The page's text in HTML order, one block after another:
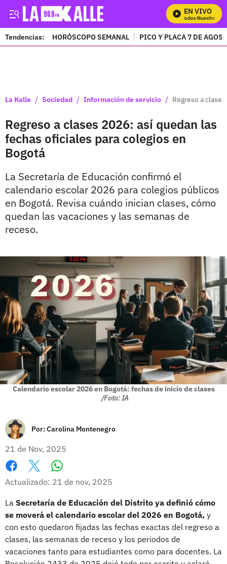
EN VIVO
Mira Todos Nuestros
Tendencias: HORÓSCOPO SEMANAL PICO Y PLACA 7 DE
La Kalle / Sociedad / Información de servicio / Regreso a
Regreso a clases 2026: así quedan las
fechas oficiales para colegios en
Bogotá
La Secretaría de Educación confirmó el
calendario escolar 2026 para colegios públicos
en Bogotá. Revisa cuándo inician clases, cómo
quedan las vacaciones y las semanas de
receso.
Calendario escolar 2026 en Bogotá: fechas de inicio de clases
/Foto: IA
Por:Carolina Montenegro
21 de Nov, 2025
Facebook
X
Actualizado: 21 de nov, 2025
La Secretaría de Educación del Distrito ya definió cómo
se moverá el calendario escolar del 2026 en Bogotá, y
con esto quedaron fijadas las fechas exactas del regreso a
clases, las semanas de receso y los periodos de
vacaciones tanto para estudiantes como para docentes. La